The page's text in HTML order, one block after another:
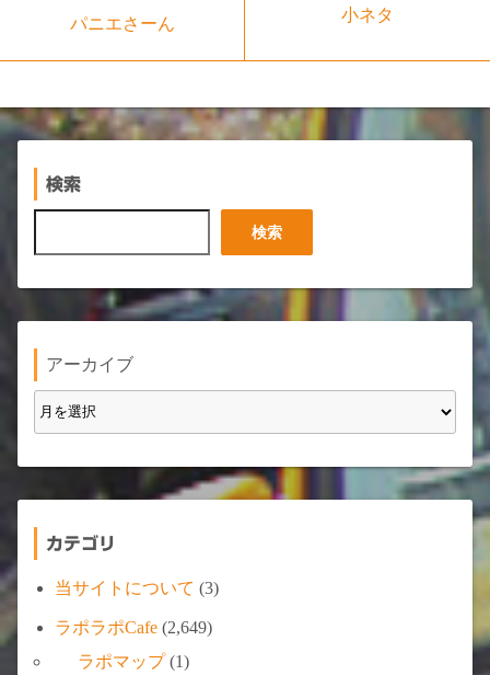
パニエさーん 小ネタ
検索
索
検索
アーカイブ
カテゴリ
当サイトについて (3)
ラポラポCafe (2,649)
ラポマップ(1)